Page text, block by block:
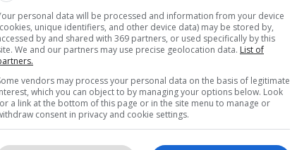
personal data will be processed and information from your device
unique identifiers, and other device data) may be stored by,
by and shared with 369 partners, or used specifically by this
We and our partners may use precise geolocation data. List of
vendors may process your personal data on the basis of legitimate
which you can object to by managing your options below. Look
a link at the bottom of this page or in the site menu to manage or
consent in privacy and cookie settings.